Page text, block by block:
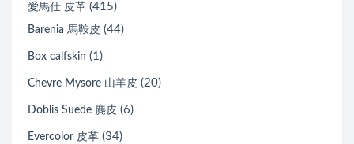
愛馬仕 皮革 (415)
Barenia 馬鞍皮 (44)
Box calfskin (1)
Chevre Mysore 山羊皮 (20)
Doblis Suede 麂皮 (6)
Evercolor 皮革 (34)